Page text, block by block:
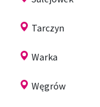
Tarczyn
Warka
Węgrów